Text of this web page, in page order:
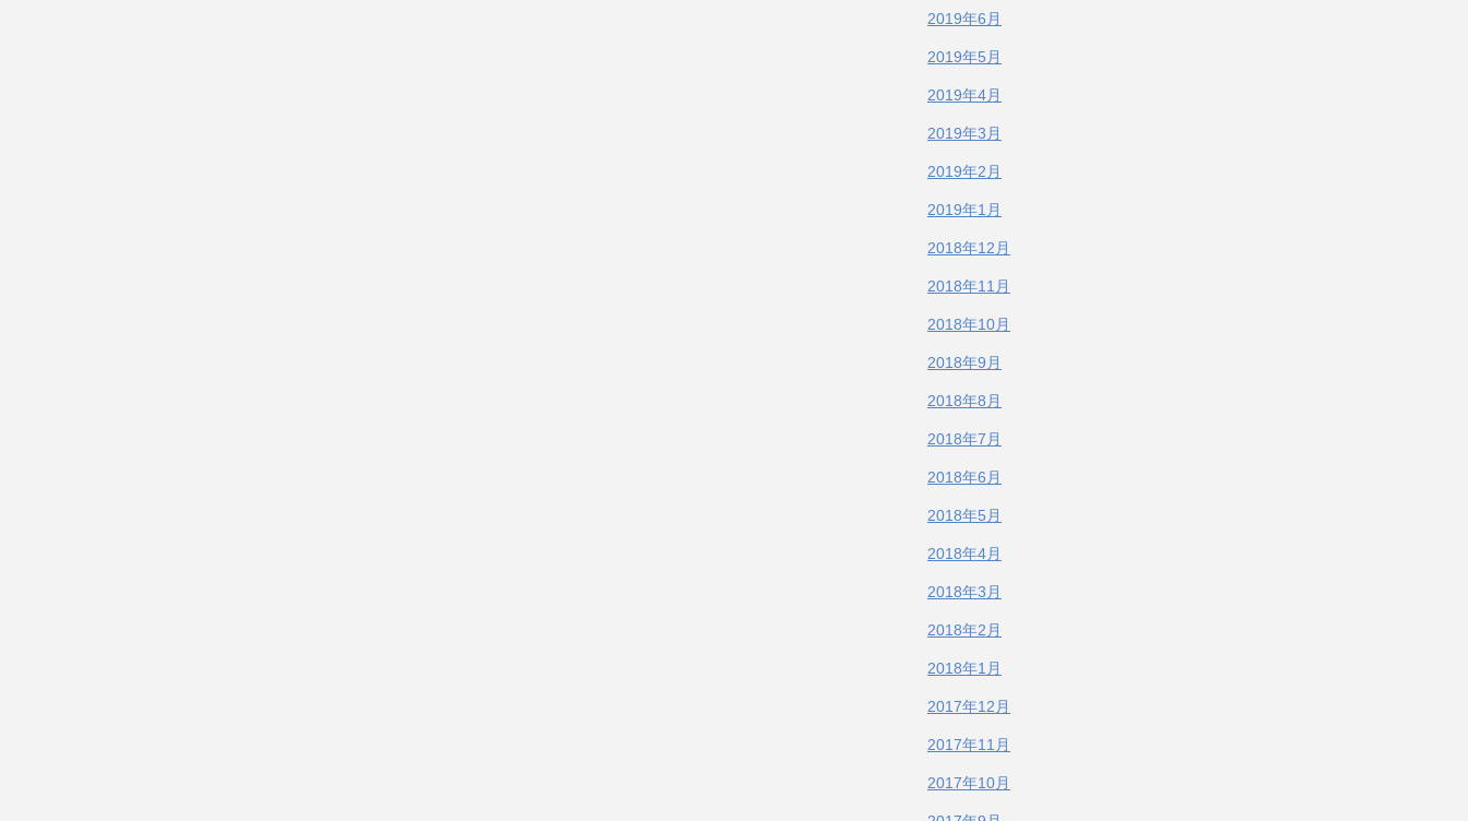
2019年6月
2019年5月
2019年4月
2019年3月
2019年2月
2019年1月
2018年12月
2018年11月
2018年10月
2018年9月
2018年8月
2018年7月
2018年6月
2018年5月
2018年4月
2018年3月
2018年2月
2018年1月
2017年12月
2017年11月
2017年10月